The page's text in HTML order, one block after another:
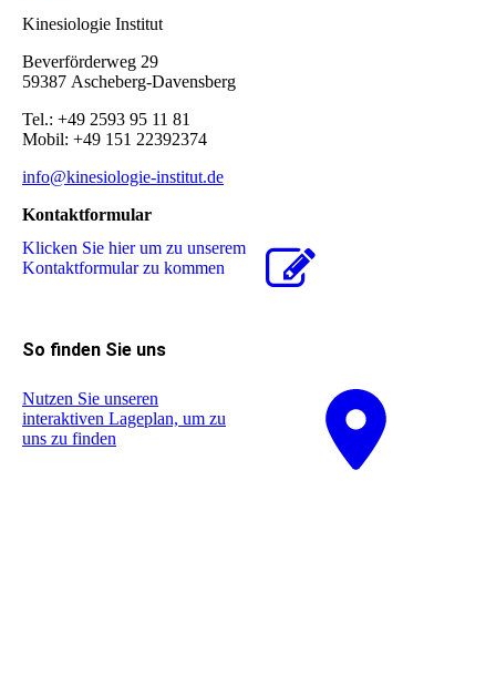
Kinesiologie Institut
Beverförderweg 29
59387 Ascheberg-Davensberg
Tel.: +49 2593 95 11 81
Mobil: +49 151 22392374
info@kinesiologie-institut.de
Kontaktformular
Klicken Sie hier um zu unserem
Kon­takt­for­mu­lar zu kommen
So finden Sie uns
Nutzen Sie unseren
interaktiven La­ge­plan, um zu
uns zu finden